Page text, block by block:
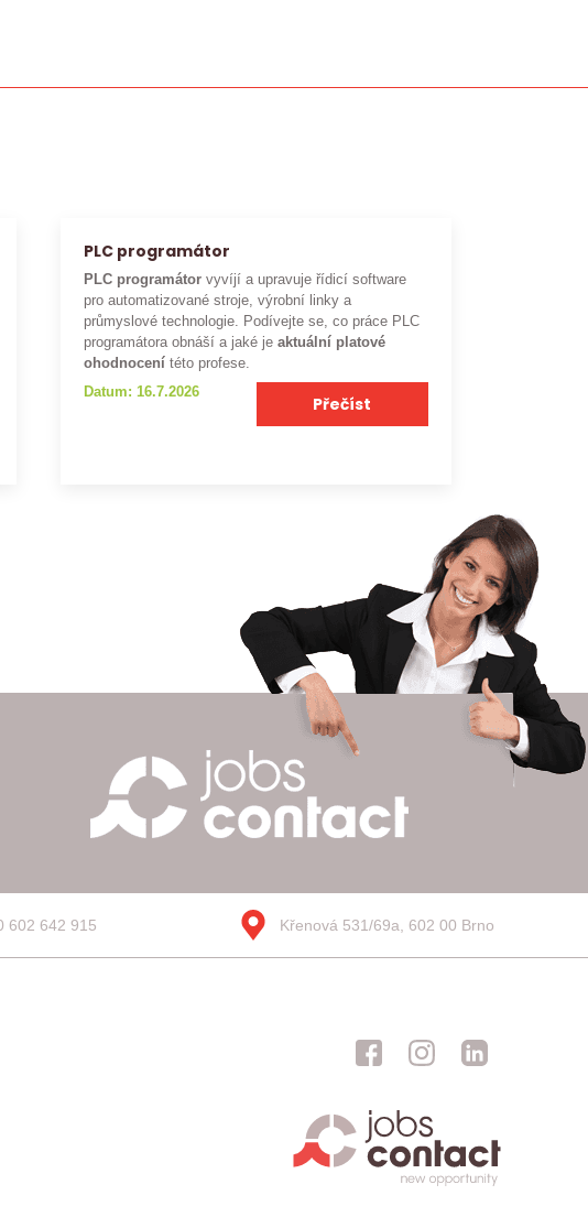
PLC programátor
PLC programátor vyvíjí a upravuje řídicí software
pro automatizované stroje, výrobní linky a
průmyslové technologie. Podívejte se, co práce PLC
programátora obnáší a jaké je aktuální platové
ohodnocení této profese.
Datum: 16.7.2026
Přečíst
602 642 915 Křenová 531/69a, 602 00 Brno